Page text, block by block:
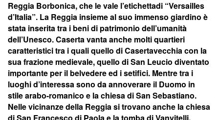
Reggia Borbonica, che le vale l’etichettadi “Versailles
d’Italia”. La Reggia insieme al suo immenso giardino è
stata inserita tra i beni di patrimonio dell’umanità
dell’Unesco. Caserta vanta anche molti quartieri
caratteristici tra i quali quello di Casertavecchia con la
sua frazione medievale, quello di San Leucio diventato
importante per il belvedere ed i setifici. Mentre tra i
luoghi d’interessa sono da annoverare il Duomo in
stile arabo-romanico e la chiesa di San Sebastiano.
Nelle vicinanze della Reggia si trovano anche la chiesa